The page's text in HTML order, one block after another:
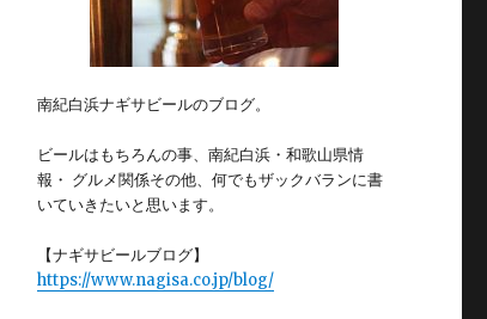
南紀白浜ナギサビールのブログ。
ビールはもちろんの事、南紀白浜・和歌山県情
報・ グルメ関係その他、何でもザックバランに書
いていきたいと思います。
【ナギサビールブログ】
https://www.nagisa.co.jp/blog/